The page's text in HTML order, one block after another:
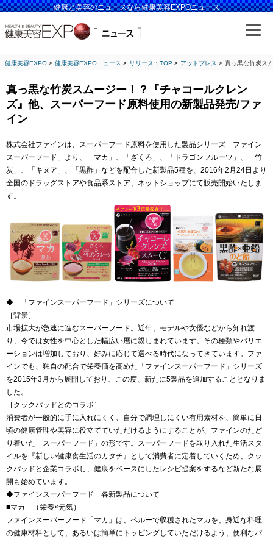
健康と美容のニュースなら健康美容EXPOニュース
健康美容EXPO 健康美容EXPOニュース リリース：TOP アットプレス 真っ黒な竹炭ス
真っ黒な竹炭スムージー！？『チャコールクレン
ズ』他、スーパーフード原料使用の新製品発売/ファ
イン
株式会社ファインは、スーパーフード原料を使用した製品シリーズ「ファイン
スーパーフード」より、「マカ」、「ざくろ」、「ドラゴンフルーツ」、「竹
炭」、「キヌア」、「黒酢」などを配合した新製品5種を、2016年2月24日より
全国のドラッグストアや食品系ストア、ネットショップにて販売開始いたしま
す。
◆ 「ファインスーパーフード」シリーズについて
［背景］
市場拡大が急速に進むスーパーフード。近年、モデルや女優などから知れ渡
り、今では女性を中心とした幅広い層に親しまれています。その種類やバリエ
ーションは増加しており、好みに応じて選べる時代になってきています。ファ
インでも、独自の配合で栄養価を高めた「ファインスーパーフード」シリーズ
を2015年3月から展開しており、この度、新たに5製品を追加することとなりま
した。
［クックパッドとのコラボ］
消費者が一般的に手に入れにくく、自分で調理しにくい有用素材を、簡単に日
頃の健康管理や美容に役立てていただけるようにすることが、ファインのたど
り着いた「スーパーフード」の形です。スーパーフードを取り入れた生活スタ
イルを『新しい健康食生活のカタチ』として消費者に定着していくため、クッ
クパッドと企業コラボし、健康をベースにしたレシピ提案をするなど新たな展
開も始めています。
◆ファインスーパーフード 各新製品について
■マカ （栄養×元気）
ファインスーパーフード「マカ」は、ペルーで収穫されたマカを、身近な料理
の健康材料として、あるいは簡単にトッピングしていただけるよう、便利なパ